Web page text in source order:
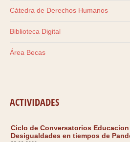
Cátedra de Derechos Humanos
Biblioteca Digital
Área Becas
ACTIVIDADES
Ciclo de Conversatorios Educacion
Desigualdades en tiempos de